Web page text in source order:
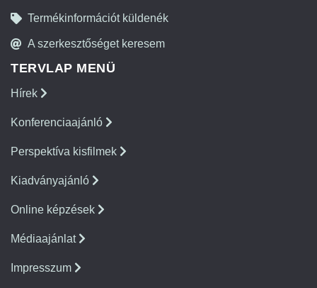
Termékinformációt küldenék
A szerkesztőséget keresem
TERVLAP MENÜ
Hírek
Konferenciaajánló
Perspektíva kisfilmek
Kiadványajánló
Online képzések
Médiaajánlat
Impresszum